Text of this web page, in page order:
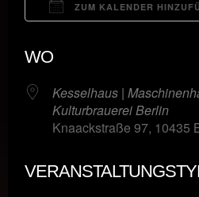
ZUM KALENDER
WO
Kesselhaus |
Kulturbrauerei Berlin
Knaackstraße 97, 10435